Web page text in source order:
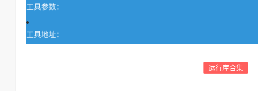
工具参数：
工具地址：
运行库合集